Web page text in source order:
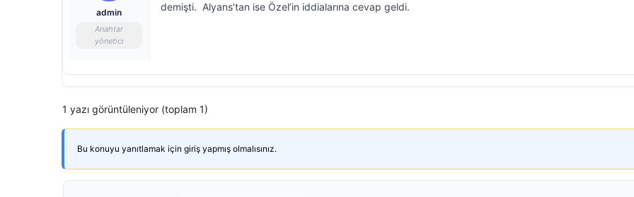
admin
Anahtar
yönetici
demişti. Alyans’tan ise Özel’in iddialarına cevap geldi.
1 yazı görüntüleniyor (toplam 1)
Bu konuyu yanıtlamak için giriş yapmış olmalısınız.